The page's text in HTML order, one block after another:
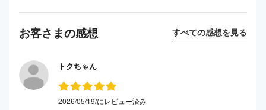
お客さまの感想 すべての感想を見る
トクちゃん
2026/05/19/にレビュー済み